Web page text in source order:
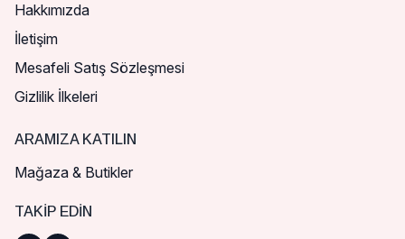
Hakkımızda
İletişim
Mesafeli Satış Sözleşmesi
Gizlilik İlkeleri
ARAMIZA KATILIN
Mağaza & Butikler
TAKIP EDIN